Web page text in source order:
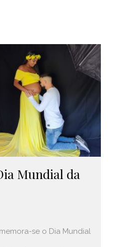
Mundial da
se o Dia Mundial